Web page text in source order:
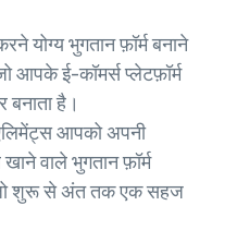
योग्य भुगतान फ़ॉर्म बनाने
आपके ई-कॉमर्स प्लेटफ़ॉर्म
बनाता है।
आपको अपनी
वाले भुगतान फ़ॉर्म
जो शुरू से अंत तक एक सहज